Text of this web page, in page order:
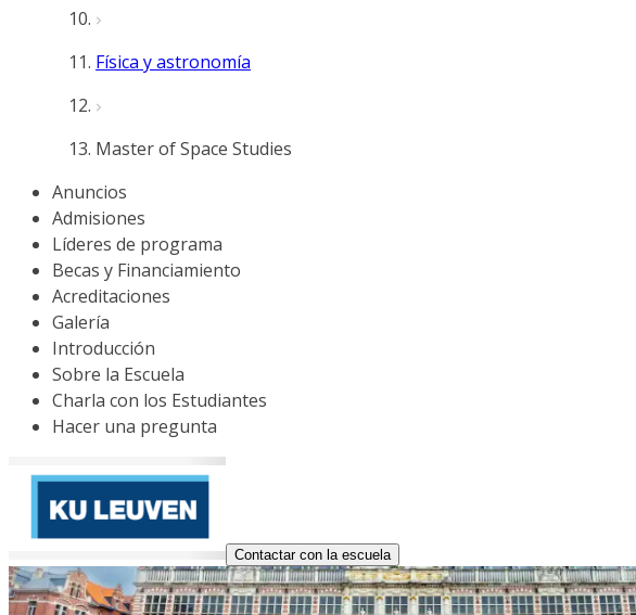
Física y astronomía
Master of Space Studies
Anuncios
Admisiones
Líderes de programa
Becas y Financiamiento
Acreditaciones
Galería
Introducción
Sobre la Escuela
Charla con los Estudiantes
Hacer una pregunta
Contactar con la escuela